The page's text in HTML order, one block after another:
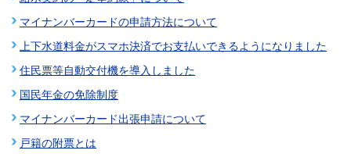
マイナンバーカードの申請方法について
上下水道料金がスマホ決済でお支払いできるようになりました
住民票等自動交付機を導入しました
国民年金の免除制度
マイナンバーカード出張申請について
戸籍の附票とは